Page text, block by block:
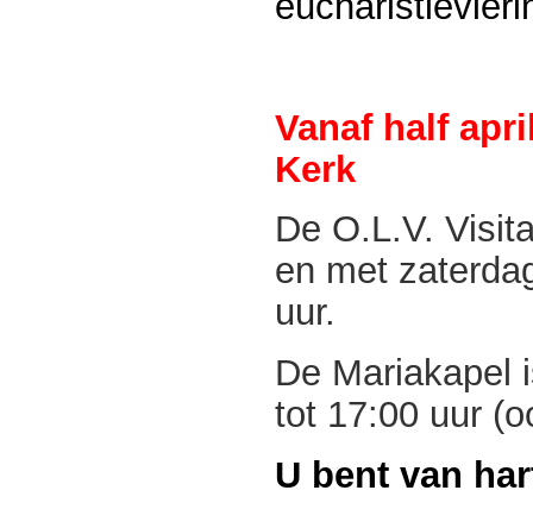
Vanaf half
Kerk
De O.L.V.
en met
uur.
De Mariakapel
tot 17:00 uur
U bent van